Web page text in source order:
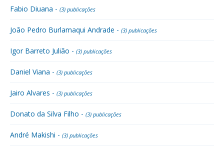
Fabio Diuana - (3) publicações
João Pedro Burlamaqui Andrade - (3) publicações
Igor Barreto Julião - (3) publicações
Daniel Viana - (3) publicações
Jairo Alvares - (3) publicações
Donato da Silva Filho - (3) publicações
André Makishi - (3) publicações